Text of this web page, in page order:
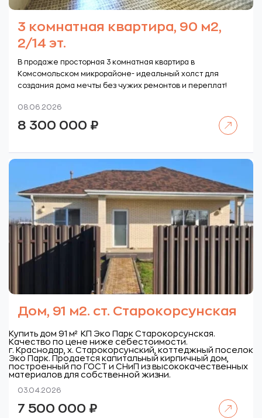
3 комнатная квартира, 90 м2,
2/14 эт.
В продаже просторная 3 комнатная квартира в
Комсомольском микрорайоне- идеальный холст для
создания дома мечты без чужих ремонтов и переплат!
08.06.2026
8 300 000 ₽
Дом, 91 м2. ст. Старокорсунская
Купить дом 91 м² КП Эко Парк Старокорсунская.
Качество по цене ниже себестоимости.
г. Краснодар, х. Старокорсунский, коттеджный поселок
Эко Парк. Продается капитальный кирпичный дом,
построенный по ГОСТ и СНиП из высококачественных
материалов для собственной жизни.
03.04.2026
7 500 000 ₽